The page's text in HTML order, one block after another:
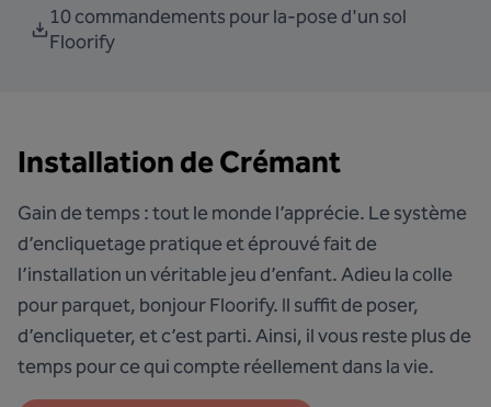
10 commandements pour la-pose d'un sol
Floorify
Installation de Crémant
Gain de temps : tout le monde l’apprécie. Le système
d’encliquetage pratique et éprouvé fait de
l’installation un véritable jeu d’enfant. Adieu la colle
pour parquet, bonjour Floorify. Il suffit de poser,
d’encliqueter, et c’est parti. Ainsi, il vous reste plus de
temps pour ce qui compte réellement dans la vie.